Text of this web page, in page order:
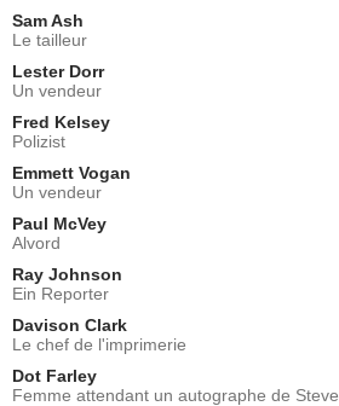
Sam Ash
Le tailleur
Lester Dorr
Un vendeur
Fred Kelsey
Polizist
Emmett Vogan
Un vendeur
Paul McVey
Alvord
Ray Johnson
Ein Reporter
Davison Clark
Le chef de l'imprimerie
Dot Farley
Femme attendant un autographe de Steve